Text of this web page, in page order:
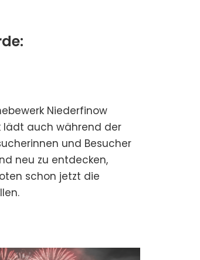
Niederfinow
lädt auch während der
und Besucher
neu zu entdecken,
schon jetzt die